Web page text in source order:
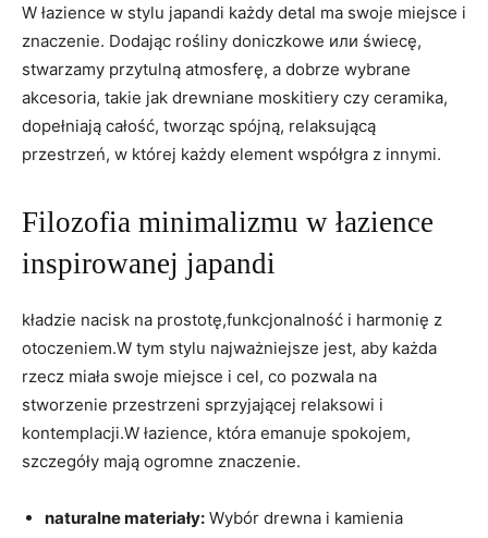
W łazience w stylu japandi każdy detal ma swoje miejsce i
znaczenie. Dodając rośliny doniczkowe или świecę,
stwarzamy przytulną atmosferę, a dobrze wybrane
akcesoria, takie jak drewniane moskitiery czy ceramika,
dopełniają całość, tworząc spójną, relaksującą
przestrzeń, w której każdy element współgra z innymi.
Filozofia minimalizmu w łazience
inspirowanej japandi
kładzie nacisk na prostotę,funkcjonalność i harmonię z
otoczeniem.W tym stylu najważniejsze jest, aby każda
rzecz miała swoje miejsce i cel, co pozwala na
stworzenie przestrzeni sprzyjającej relaksowi i
kontemplacji.W łazience, która emanuje spokojem,
szczegóły mają ogromne znaczenie.
naturalne materiały: Wybór drewna i kamienia